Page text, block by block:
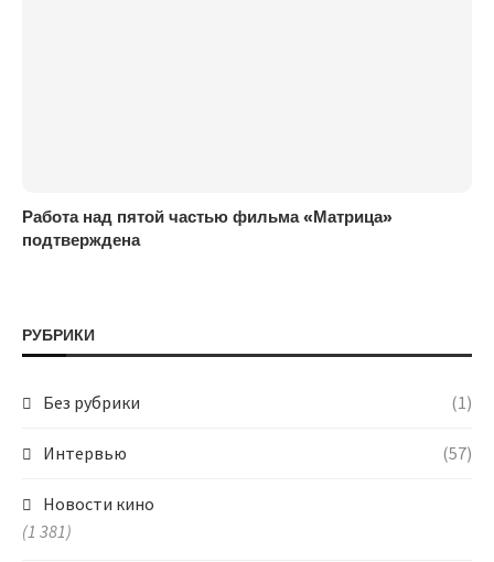
Работа над пятой частью фильма «Матрица»
подтверждена
РУБРИКИ
Без рубрики (1)
Интервью (57)
Новости кино
(1 381)